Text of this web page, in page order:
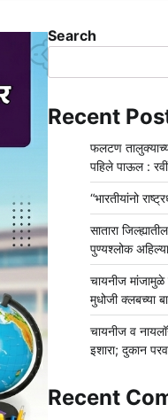
Search
Recent
फलटण
पहिले पाऊल :
“भारतीयांनो
सातारा
पुण्यश्लोक
चायनीज मांजामुळे
मुधोजी क्लबच्या
चायनीज व
इशारा; दुकान
Recent